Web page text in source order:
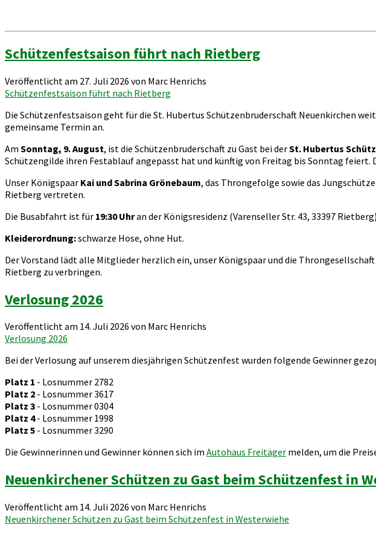
Schützenfestsaison führt nach Rietberg
Veröffentlicht am 27. Juli 2026 von Marc Henrichs
Schützenfestsaison führt nach Rietberg
Die Schützenfestsaison geht für die St. Hubertus Schützenbruderschaft Neuenkirchen
gemeinsame Termin an.
Am Sonntag, 9. August, ist die Schützenbruderschaft zu Gast bei derSt. Hubertus
Schützengilde ihren Festablauf angepasst hat und künftig von Freitag bis Sonntag
Unser Königspaar Kai und Sabrina Grönebaum, das Throngefolge sowie das
Rietberg vertreten.
Die Busabfahrt ist für 19:30 Uhran der Königsresidenz (Varenseller Str. 43, 33397
Kleiderordnung:schwarze Hose, ohne Hut.
Der Vorstand lädt alle Mitglieder herzlich ein, unser Königspaar und die
Rietberg zu verbringen.
Verlosung 2026
Veröffentlicht am 14. Juli 2026 von Marc Henrichs
Verlosung 2026
Bei der Verlosung auf unserem diesjährigen Schützenfest wurden folgende Gewinner
Platz 1 - Losnummer 2782
Platz 2 - Losnummer 3617
Platz 3 - Losnummer 0304
Platz 4- Losnummer 1998
Platz 5 - Losnummer 3290
Die Gewinnerinnen und Gewinner können sich im Autohaus Freitäger melden, um die
Neuenkirchener Schützen zu Gast beim Schützenfest in
Veröffentlicht am 14. Juli 2026 von Marc Henrichs
Neuenkirchener Schützen zu Gast beim Schützenfest in Westerwiehe